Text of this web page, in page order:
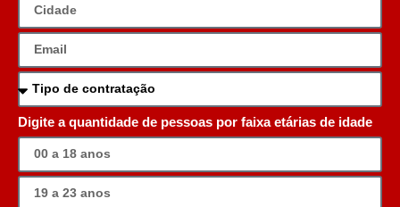
Digite a quantidade de pessoas por faixa etárias de idade